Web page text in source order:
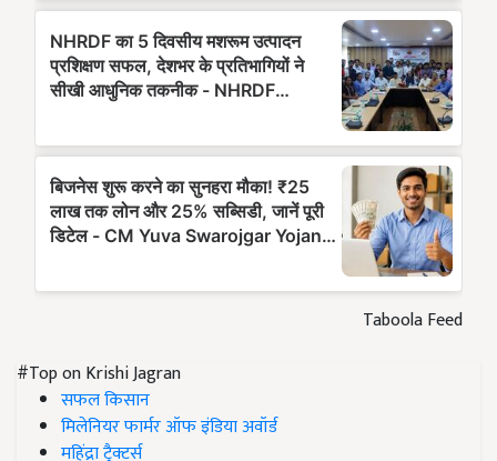
Taboola Feed
#Top on Krishi Jagran
सफल किसान
मिलेनियर फार्मर ऑफ इंडिया अवॉर्ड
महिंद्रा ट्रैक्टर्स